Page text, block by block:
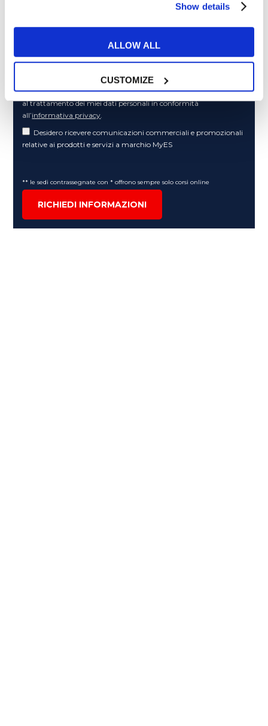
Show details
ALLOW ALL
CUSTOMIZE
Articoli con tips e new sulla lingua inglese
In quanto di età superiore ai 16 anni, dichiaro di acconsentire
al trattamento dei miei dati personali in conformità
all’informativa privacy
Desidero ricevere comunicazioni commerciali e promozionali
relative ai prodotti e servizi a marchio MyES
** le sedi contrassegnate con * offrono sempre solo corsi online
RICHIEDI INFORMAZIONI